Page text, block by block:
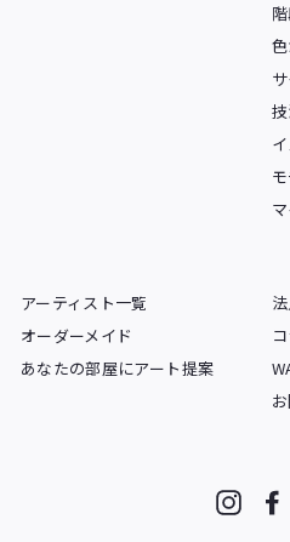
アーティスト一覧
オーダーメイド
あなたの部屋にアート提案